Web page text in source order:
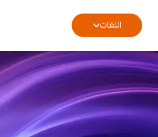
اللغات